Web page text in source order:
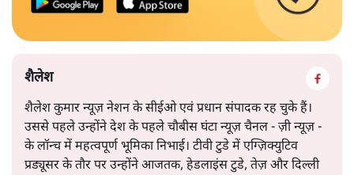
शैलेश
शैलेश कुमार न्यूज़ नेशन के सीईओ एवं प्रधान संपादक रह चुके हैं।
उससे पहले उन्होंने देश के पहले चौबीस घंटा न्यूज़ चैनल - ज़ी न्यूज़ -
के लॉन्च में महत्वपूर्ण भूमिका निभाई। टीवी टुडे में एग्ज़िक्युटिव
प्रड्यूसर के तौर पर उन्होंने आजतक, हेडलाइंस टुडे, तेज़ और दिल्ली